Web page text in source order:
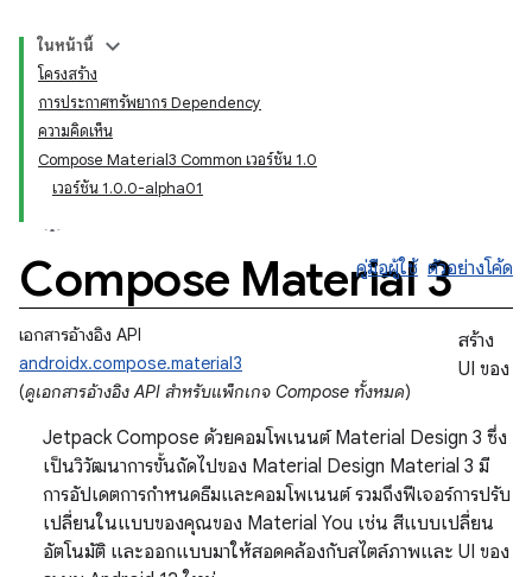
ในหน้านี้
โครงสร้าง
การประกาศทรัพยากร Dependency
ความคิดเห็น
Compose Material3 Common เวอร์ชัน 1.0
เวอร์ชัน 1.0.0-alpha01
Compose Material 3
คู่มือผู้ใช้ ตัวอย่างโค้ด
เอกสารอ้างอิง API
androidx.compose.material3
(ดูเอกสารอ้างอิง API สำหรับแพ็กเกจ Compose ทั้งหมด)
สร้าง
UI ของ
Jetpack Compose ด้วยคอมโพเนนต์ Material Design 3 ซึ่ง
เป็นวิวัฒนาการขั้นถัดไปของ Material Design Material 3 มี
การอัปเดตการกำหนดธีมและคอมโพเนนต์ รวมถึงฟีเจอร์การปรับ
เปลี่ยนในแบบของคุณของ Material You เช่น สีแบบเปลี่ยน
อัตโนมัติ และออกแบบมาให้สอดคล้องกับสไตล์ภาพและ UI ของ